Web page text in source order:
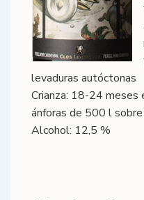
levaduras autóctonas
Crianza: 18-24
ánforas de 500 l
Alcohol: 12,5 %